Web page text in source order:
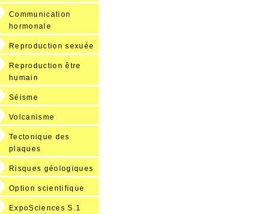
Communication
hormonale
Reproduction sexuée
Reproduction être
humain
Séisme
Volcanisme
Tectonique des
plaques
Risques géologiques
Option scientifique
ExpoSciences S.1